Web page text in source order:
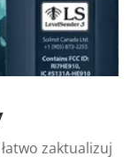
zaktualizuj